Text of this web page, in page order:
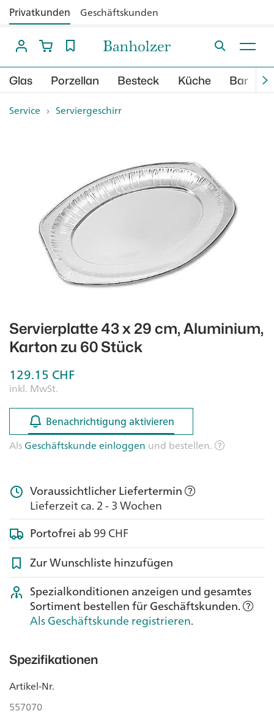
Privatkunden Geschäftskunden
Glas Porzellan Besteck Küche Bar
Service › Serviergeschirr
Servierplatte 43 x 29 cm, Aluminium,
Karton zu 60 Stück
129.15 CHF
inkl. MwSt.
Benachrichtigung aktivieren
Benachrichtigung aktivieren
AlsGeschäftskunde einloggen und bestellen.
Voraussichtlicher Liefertermin
Lieferzeit ca. 2 - 3 Wochen
Portofrei ab99 CHF
Zur Wunschliste hinzufügen
Spezialkonditionen anzeigen und gesamtes
Sortiment bestellen für Geschäftskunden.
Als Geschäftskunde registrieren.
Spezifikationen
Artikel-Nr.
557070